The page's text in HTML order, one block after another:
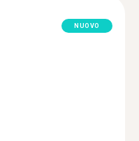
NUOVO